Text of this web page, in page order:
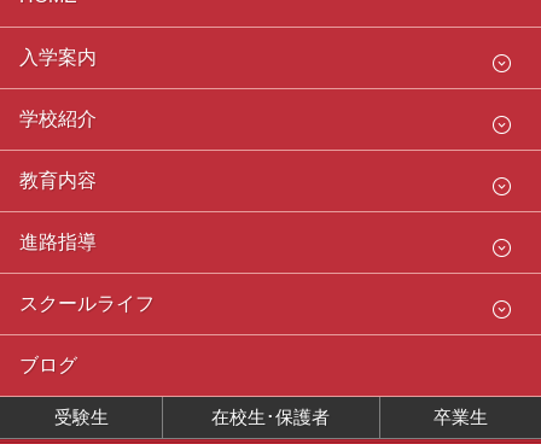
入学案内
学校紹介
教育内容
進路指導
スクールライフ
ブログ
受験生 在校生･保護者 卒業生